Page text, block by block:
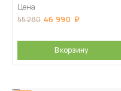
Правый
Цена
55 280 46 990
В корзину